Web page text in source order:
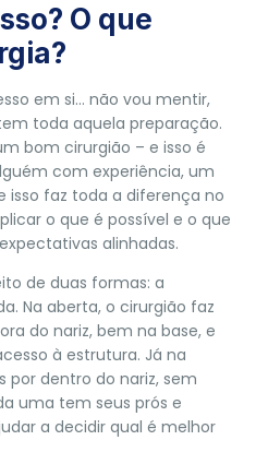
O que
em si… não vou mentir,
toda aquela preparação.
bom cirurgião – e isso é
com experiência, um
isso faz toda a diferença no
o que é possível e o que
alinhadas.
de duas formas: a
Na aberta, o cirurgião faz
do nariz, bem na base, e
à estrutura. Já na
por dentro do nariz, sem
uma tem seus prós e
a decidir qual é melhor